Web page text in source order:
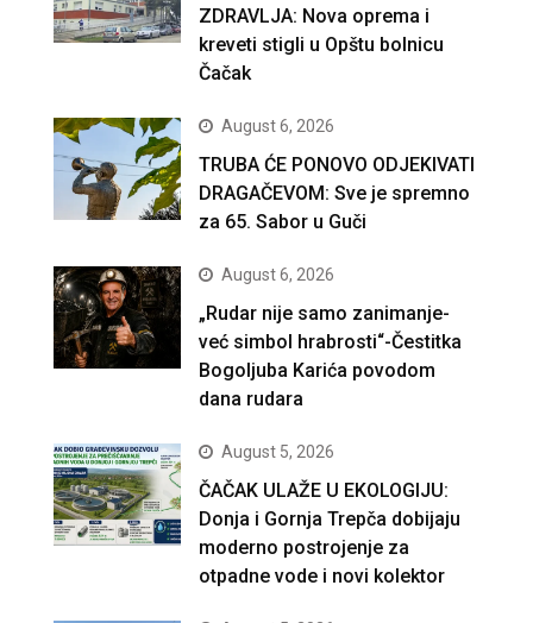
ZDRAVLJA: Nova oprema i
kreveti stigli u Opštu bolnicu
Čačak
August 6, 2026
TRUBA ĆE PONOVO ODJEKIVATI
DRAGAČEVOM: Sve je spremno
za 65. Sabor u Guči
August 6, 2026
„Rudar nije samo zanimanje-
već simbol hrabrosti“-Čestitka
Bogoljuba Karića povodom
dana rudara
August 5, 2026
ČAČAK ULAŽE U EKOLOGIJU:
Donja i Gornja Trepča dobijaju
moderno postrojenje za
otpadne vode i novi kolektor